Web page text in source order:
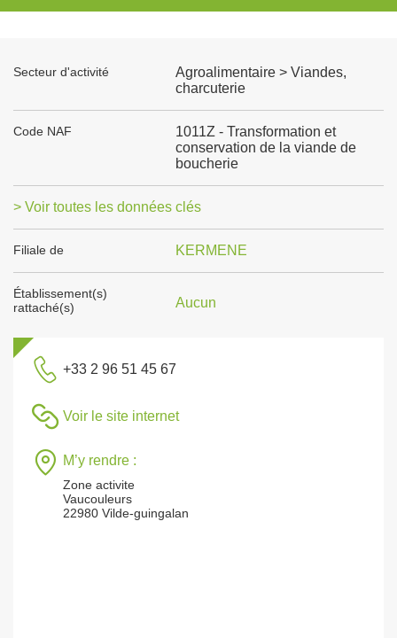
Secteur d'activité
Agroalimentaire > Viandes,
charcuterie
Code NAF
1011Z - Transformation et
conservation de la viande de
boucherie
> Voir toutes les données clés
Filiale de KERMENE
Établissement(s)
rattaché(s)
Aucun
+33 2 96 51 45 67
Voir le site internet
M’y rendre :
Zone activite
Vaucouleurs
22980 Vilde-guingalan